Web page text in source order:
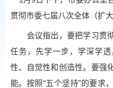
贯彻市委七届八次全体（扩
会议指出，要把学习贯彻
任务，先学一步，学深学
性、自觉性和创造性。要强
能。按照“五个坚持”的要求